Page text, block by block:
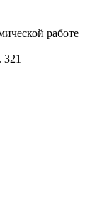
работе
321